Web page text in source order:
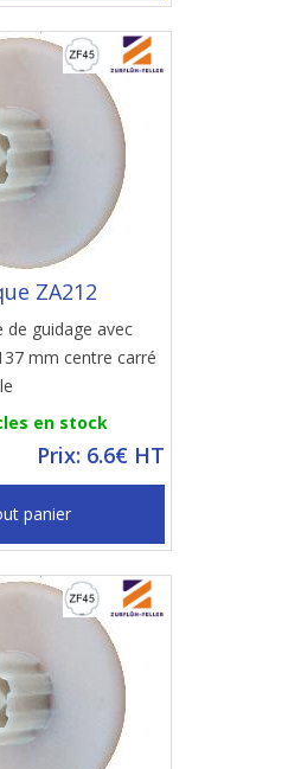
ZA212
de guidage avec
mm centre carré
en stock
Prix: 6.6€ HT
panier